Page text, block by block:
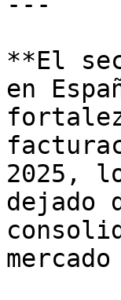
**El
en
2025,
dejado